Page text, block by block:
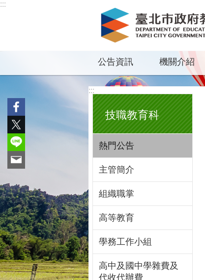
跳到主要內容區塊
:::
公告資訊 機關介紹
:::
技職教育科
熱門公告
主管簡介
組織職掌
高等教育
學務工作小組
高中及國中學雜費及
代收代辦費